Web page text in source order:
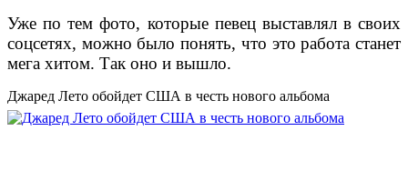
Уже по тем фото, которые певец выставлял в своих
соцсетях, можно было понять, что это работа станет
мега хитом. Так оно и вышло.
Джаред Лето обойдет США в честь нового альбома